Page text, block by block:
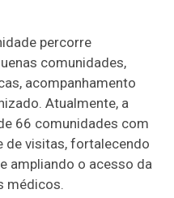
percorre
comunidades,
acompanhamento
Atualmente, a
66 comunidades com
de visitas, fortalecendo
ampliando o acesso da
médicos.